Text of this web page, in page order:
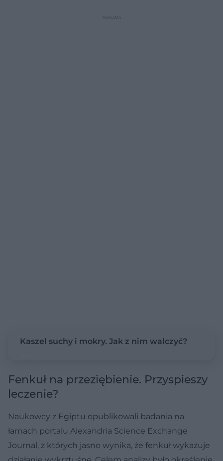
Kaszel suchy i mokry. Jak z nim walczyć?
Fenkuł na przeziębienie. Przyspieszy
leczenie?
Naukowcy z Egiptu opublikowali badania na
łamach portalu Alexandria Science Exchange
Journal, z których jasno wynika, że fenkuł wykazuje